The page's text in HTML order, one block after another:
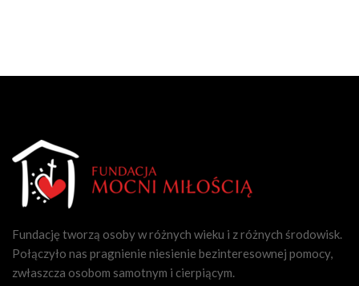
Fundację tworzą osoby w różnych wieku i z różnych środowisk.
Połączyło nas pragnienie niesienie bezinteresownej pomocy,
zwłaszcza osobom samotnym i cierpiącym.